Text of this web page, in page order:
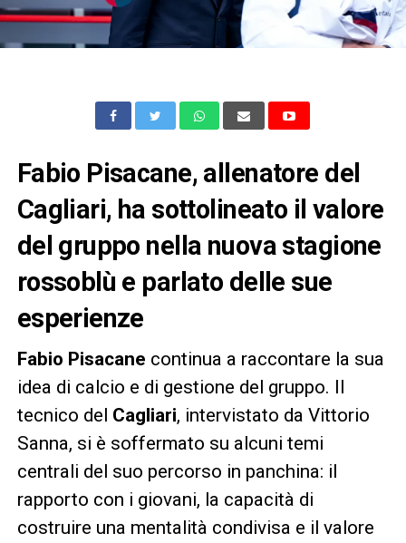
Fabio Pisacane, allenatore del
Cagliari, ha sottolineato il valore
del gruppo nella nuova stagione
rossoblù e parlato delle sue
esperienze
Fabio Pisacane continua a raccontare la sua
idea di calcio e di gestione del gruppo. Il
tecnico del Cagliari, intervistato da Vittorio
Sanna, si è soffermato su alcuni temi
centrali del suo percorso in panchina: il
rapporto con i giovani, la capacità di
costruire una mentalità condivisa e il valore